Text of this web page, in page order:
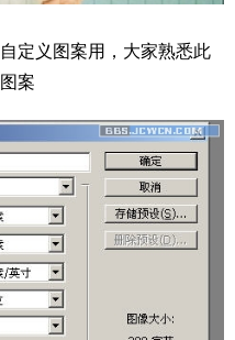
定义图案用，大家熟悉此
案